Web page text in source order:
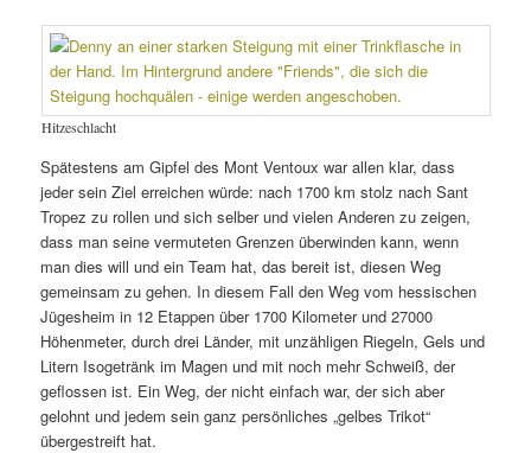
Hitzeschlacht
Spätestens am Gipfel des Mont Ventoux war allen klar, dass
jeder sein Ziel erreichen würde: nach 1700 km stolz nach Sant
Tropez zu rollen und sich selber und vielen Anderen zu zeigen,
dass man seine vermuteten Grenzen überwinden kann, wenn
man dies will und ein Team hat, das bereit ist, diesen Weg
gemeinsam zu gehen. In diesem Fall den Weg vom hessischen
Jügesheim in 12 Etappen über 1700 Kilometer und 27000
Höhenmeter, durch drei Länder, mit unzähligen Riegeln, Gels und
Litern Isogetränk im Magen und mit noch mehr Schweiß, der
geflossen ist. Ein Weg, der nicht einfach war, der sich aber
gelohnt und jedem sein ganz persönliches „gelbes Trikot“
übergestreift hat.